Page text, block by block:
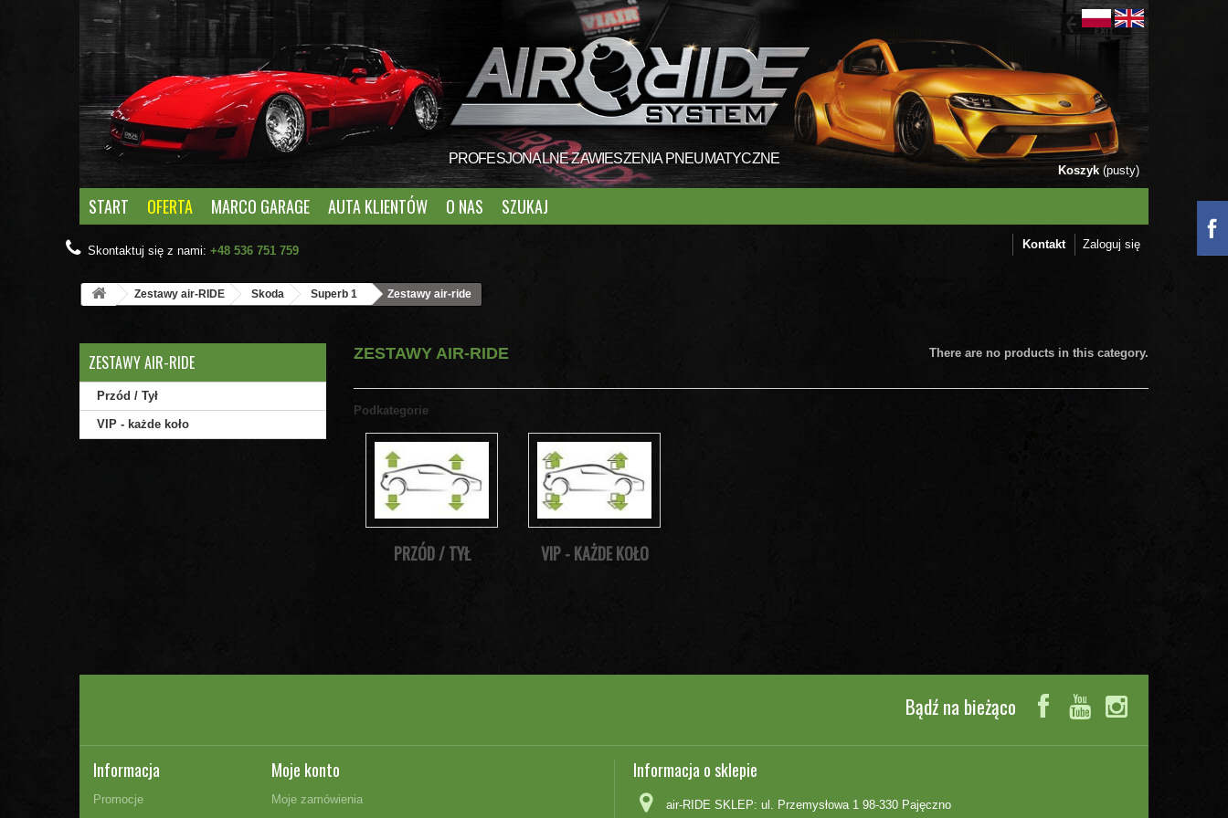
PROFESJONALNE ZAWIESZENIA PNEUMATYCZNE
Koszyk (pusty)
START OFERTA MARCO GARAGE AUTA KLIENTÓW O NAS SZUKAJ
Zaloguj się
Kontakt
Skontaktuj się z nami: +48 536 751 759
Zestawy air-RIDE Skoda Superb 1 Zestawy air-ride
ZESTAWY AIR-RIDE
Przód / Tył
VIP - każde koło
ZESTAWY AIR-RIDE There are no products in this category.
Podkategorie
PRZÓD / TYŁ VIP - KAŻDE KOŁO
Bądź na bieżąco
Informacja
Promocje
Moje konto
Moje zamówienia
Informacja o sklepie
air-RIDE SKLEP: ul. Przemysłowa 1 98-330 Pajęczno